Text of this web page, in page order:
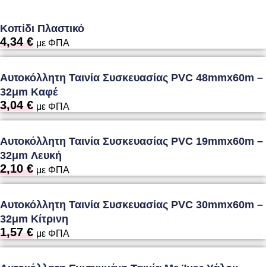
Κοπίδι Πλαστικό
4,34€ με ΦΠΑ
Αυτοκόλλητη Ταινία Συσκευασίας PVC 48mmx60m –
32μm Καφέ
3,04€ με ΦΠΑ
Αυτοκόλλητη Ταινία Συσκευασίας PVC 19mmx60m –
32μm Λευκή
2,10€ με ΦΠΑ
Αυτοκόλλητη Ταινία Συσκευασίας PVC 30mmx60m –
32μm Κίτρινη
1,57€ με ΦΠΑ